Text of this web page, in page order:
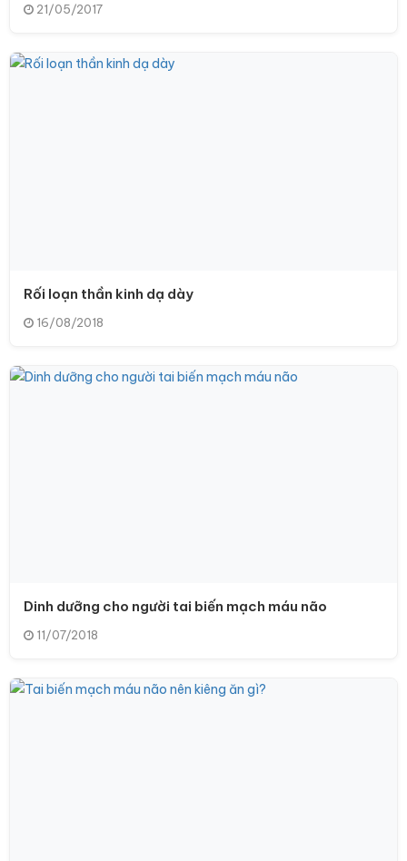
21/05/2017
Rối loạn thần kinh dạ dày
16/08/2018
Dinh dưỡng cho người tai biến mạch máu não
11/07/2018